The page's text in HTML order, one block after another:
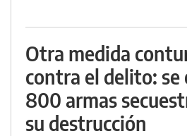
Otra medida
contra el delito:
800 armas
su destrucción